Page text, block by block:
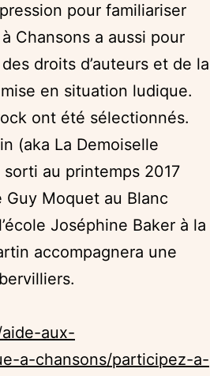
pour familiariser
Chansons a aussi pour
droits d’auteurs et de la
en situation ludique.
ont été sélectionnés.
(aka La Demoiselle
au printemps 2017
Guy Moquet au Blanc
Joséphine Baker à la
accompagnera une
aux-
a-chansons/participez-a-